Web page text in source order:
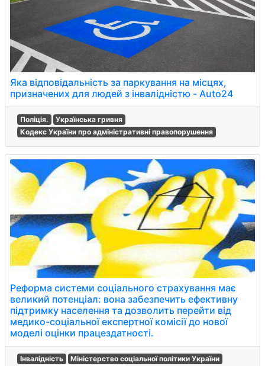
Яка відповідальність за паркування на місцях,
призначених для людей з інвалідністю - Auto24
Поліція.
Українська гривня
Кодекс України про адміністративні правопорушення
Реформа системи соціального страхування має
великий потенціал: вона забезпечить ефективну
підтримку населення та дозволить перейти від
медико-соціальної експертної комісії до нової
моделі оцінки працездатності.
Інвалідність
Міністерство соціальної політики України